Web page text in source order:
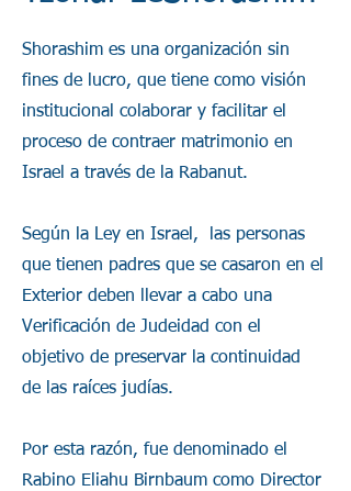
Shorashim es una organización sin
fines de lucro, que tiene como visión
institucional colaborar y facilitar el
proceso de contraer matrimonio en
Israel a través de la Rabanut.
Según la Ley en Israel, las personas
que tienen padres que se casaron en el
Exterior deben llevar a cabo una
Verificación de Judeidad con el
objetivo de preservar la continuidad
de las raíces judías.
Por esta razón, fue denominado el
Rabino Eliahu Birnbaum como Director